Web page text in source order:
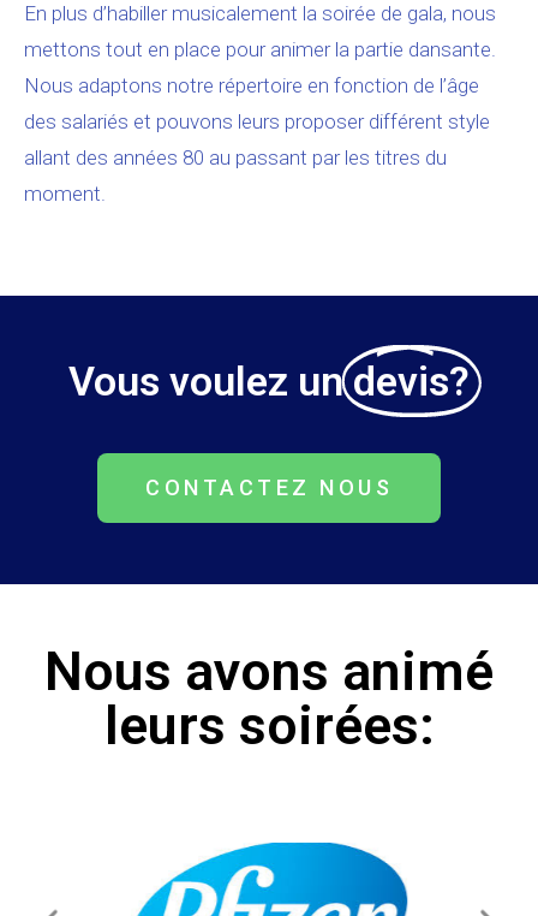
En plus d’habiller musicalement la soirée de gala, nous
mettons tout en place pour animer la partie dansante.
Nous adaptons notre répertoire en fonction de l’âge
des salariés et pouvons leurs proposer différent style
allant des années 80 au passant par les titres du
moment.
Vous voulez undevis?
CONTACTEZ NOUS
Nous avons animé
leurs soirées: